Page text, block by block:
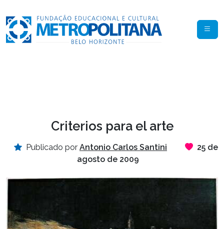
Criterios para el arte
Publicado por Antonio Carlos Santini
25 de
agosto de 2009